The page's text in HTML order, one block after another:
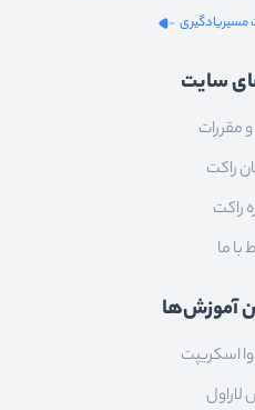
مسیریادگیری
سایت
مقررات
راکت
راکت
با ما
آموزش‌ها
اسکریپت